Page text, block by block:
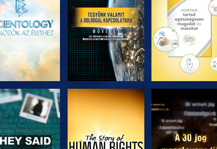
RÉSZEI
RÉSZEI
MŰSORNÉZÉS MŰSORNÉZÉS